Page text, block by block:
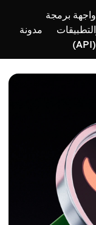
واجهة برمجة
التطبيقات
(API)
مدونة